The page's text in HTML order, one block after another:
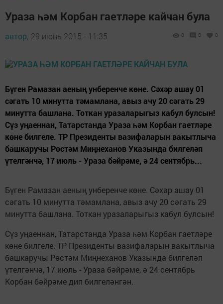
Ураза һәм Корбан гаетләре кайчан була
автор, 29 июнь 2015 - 11:35 0 0 0
Бүген Рамазан аеның унберенче көне. Сәхәр ашау 01
сәгать 10 минутта тәмамлана, авыз ачу 20 сәгать 29
минутта башлана. Тоткан уразаларыгыз кабул булсын!
Сүз уңаеннан, Татарстанда Ураза һәм Корбан гаетләре
көне билгеле. ТР Президенты вазифаларын вакытлыча
башкаручы Рөстәм Миңнеханов Указында билгеләп
үтелгәнчә, 17 июль - Ураза бәйрәме, ә 24 сентябрь...
Бүген Рамазан аеның унберенче көне. Сәхәр ашау 01
сәгать 10 минутта тәмамлана, авыз ачу 20 сәгать 29
минутта башлана. Тоткан уразаларыгыз кабул булсын!
Сүз уңаеннан, Татарстанда Ураза һәм Корбан гаетләре
көне билгеле. ТР Президенты вазифаларын вакытлыча
башкаручы Рөстәм Миңнеханов Указында билгеләп
үтелгәнчә, 17 июль - Ураза бәйрәме, ә 24 сентябрь
Корбан бәйрәме дип билгеләнгән.